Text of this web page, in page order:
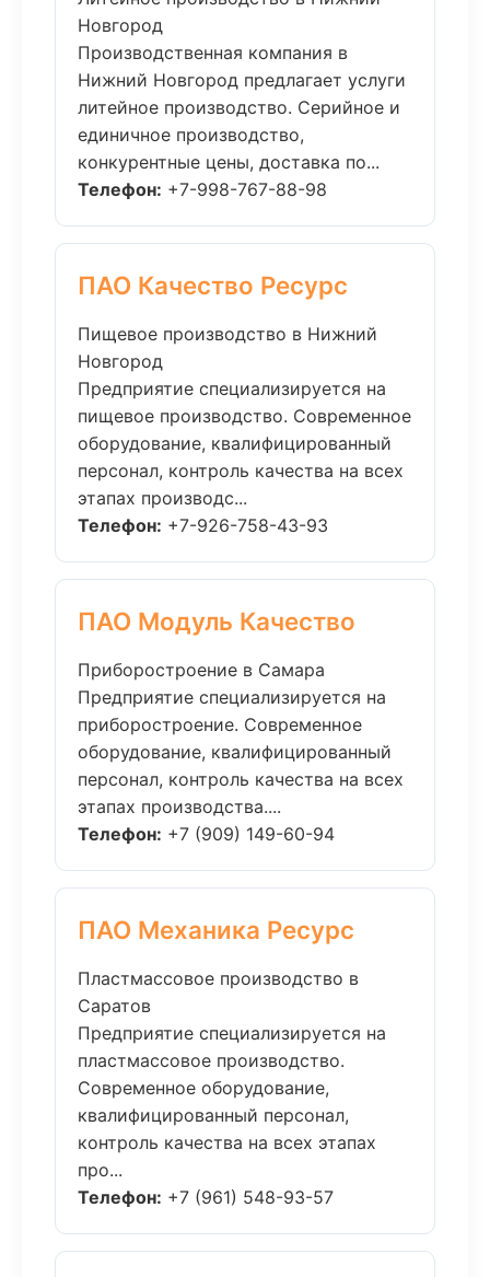
Новгород
Производственная компания в
Нижний Новгород предлагает услуги
литейное производство. Серийное и
единичное производство,
конкурентные цены, доставка по...
Телефон: +7-998-767-88-98
ПАО Качество Ресурс
Пищевое производство в Нижний
Новгород
Предприятие специализируется на
пищевое производство. Современное
оборудование, квалифицированный
персонал, контроль качества на всех
этапах производс...
Телефон: +7-926-758-43-93
ПАО Модуль Качество
Приборостроение в Самара
Предприятие специализируется на
приборостроение. Современное
оборудование, квалифицированный
персонал, контроль качества на всех
этапах производства....
Телефон: +7 (909) 149-60-94
ПАО Механика Ресурс
Пластмассовое производство в
Саратов
Предприятие специализируется на
пластмассовое производство.
Современное оборудование,
квалифицированный персонал,
контроль качества на всех этапах
про...
Телефон: +7 (961) 548-93-57